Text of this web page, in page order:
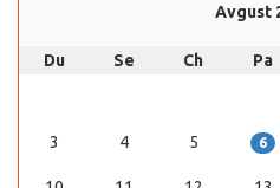
Avgust
Du Se Ch Pa
3 4 5 6